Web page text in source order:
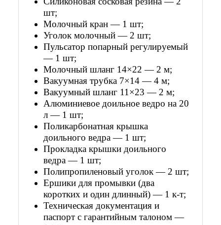
шт;
Молочный кран — 1 шт;
Уголок молочный — 2 шт;
Пульсатор попарный регулируемый
— 1 шт;
Молочный шланг 14×22 — 2 м;
Вакуумная трубка 7×14 — 4 м;
Вакуумный шланг 11×23 — 2 м;
Алюминиевое доильное ведро на 20
л — 1 шт;
Поликарбонатная крышка
доильного ведра — 1 шт;
Прокладка крышки доильного
ведра — 1 шт;
Полипропиленовый уголок — 2 шт;
Ершики для промывки (два
коротких и один длинный) — 1 к-т;
Техническая документация и
паспорт с гарантийным талоном —